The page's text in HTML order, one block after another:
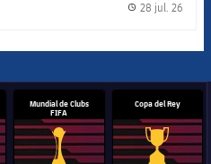
28 jul. 26
Mundial de Clubs
FIFA
Copa del Rey